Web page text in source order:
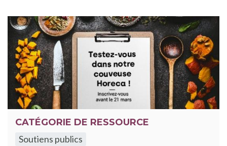
CATÉGORIE DE RESSOURCE
Soutiens publics